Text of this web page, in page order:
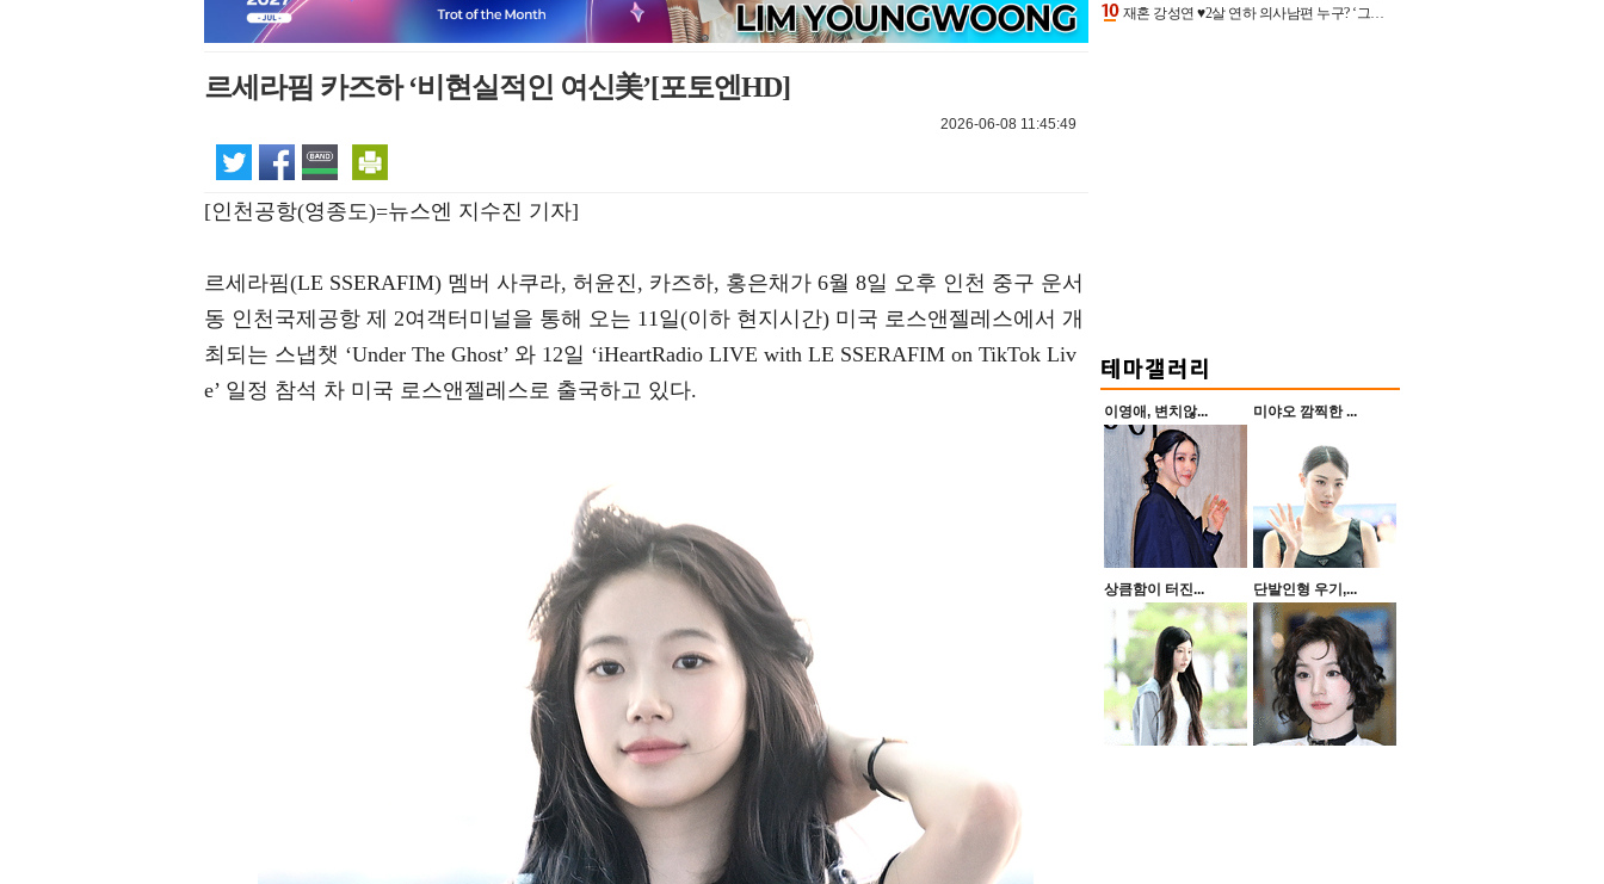
르세라핌 카즈하 ‘비현실적인 여신美’[포토엔HD]
2026-06-08 11:45:49
[인천공항(영종도)=뉴스엔 지수진 기자]
르세라핌(LE SSERAFIM) 멤버 사쿠라, 허윤진, 카즈하, 홍은채가 6월 8일 오후 인천 중구 운서
동 인천국제공항 제 2여객터미널을 통해 오는 11일(이하 현지시간) 미국 로스앤젤레스에서 개
최되는 스냅챗 ‘Under The Ghost’ 와 12일 ‘iHeartRadio LIVE with LE SSERAFIM on TikTok Liv
e’ 일정 참석 차 미국 로스앤젤레스로 출국하고 있다.
재혼 강성연 ♥2살 연하 의사남편 누구? ‘그알’ 자문의에 훈남 비주얼 초엘리트 스펙 [종합]
이영애, 변치않... 미야오 깜찍한 ...
상큼함이 터진... 단발인형 우기,...